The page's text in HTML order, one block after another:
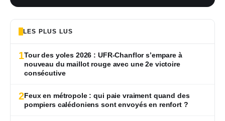
LES PLUS LUS
1Tour des yoles 2026 : UFR-Chanflor s’empare à
nouveau du maillot rouge avec une 2e victoire
consécutive
2Feux en métropole : qui paie vraiment quand des
pompiers calédoniens sont envoyés en renfort ?